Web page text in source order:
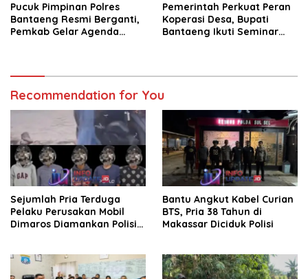
Pucuk Pimpinan Polres
Bantaeng Resmi Berganti,
Pemkab Gelar Agenda
Pemerintah Perkuat Peran
Koperasi Desa, Bupati
Bantaeng Ikuti Seminar
Recommendation for You
Sejumlah Pria Terduga
Pelaku Perusakan Mobil
Dimaros Diamankan Polisi.
Bantu Angkut Kabel Curian
BTS, Pria 38 Tahun di
Makassar Diciduk Polisi